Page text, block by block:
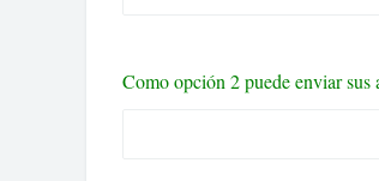
Como opción 2 puede enviar sus